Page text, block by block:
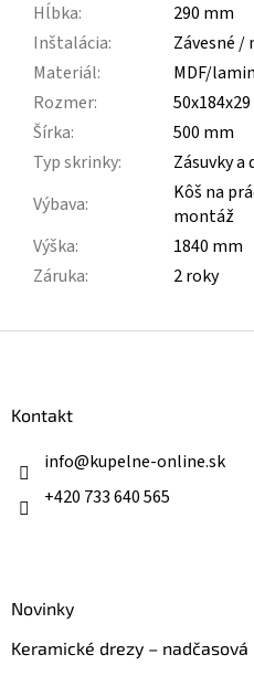
Hĺbka:
290 mm
Inštalácia:
Závesné /
Materiál:
MDF/
Rozmer:
Šírka:
500 mm
Typ skrinky:
Zásuvky a
Výbava:
Kôš na
montáž
Výška:
1840 mm
Záruka: 2 roky
Kontakt
info@kupelne-online.sk
+420 733 640 565
Novinky
Keramické drezy –